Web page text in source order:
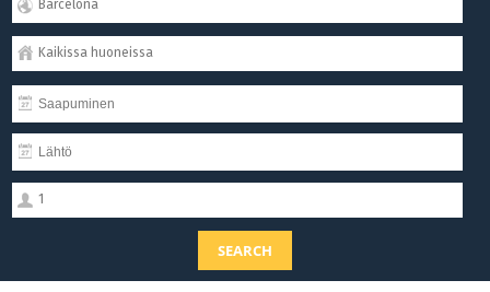
Barcelona
Kaikissa huoneissa
1
SEARCH